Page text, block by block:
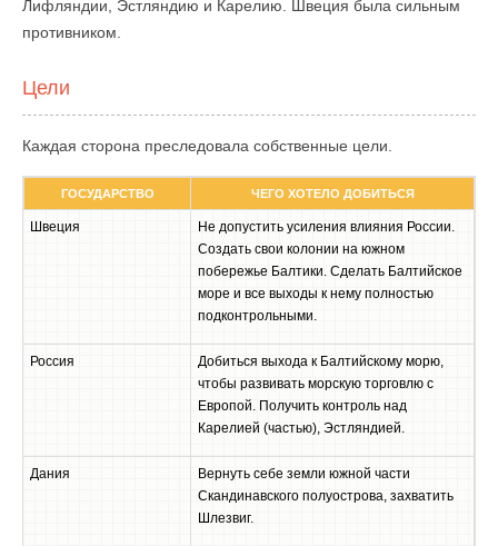
Лифляндии, Эстляндию и Карелию. Швеция была сильным
противником.
Цели
Каждая сторона преследовала собственные цели.
ГОСУДАРСТВО ЧЕГО ХОТЕЛО ДОБИТЬСЯ
Швеция
Не допустить усиления влияния России.
Создать свои колонии на южном
побережье Балтики. Сделать Балтийское
море и все выходы к нему полностью
подконтрольными.
Россия
Добиться выхода к Балтийскому морю,
чтобы развивать морскую торговлю с
Европой. Получить контроль над
Карелией (частью), Эстляндией.
Дания
Вернуть себе земли южной части
Скандинавского полуострова, захватить
Шлезвиг.